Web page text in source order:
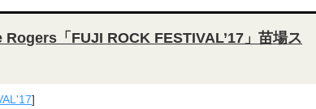
「FUJI ROCK FESTIVAL’17」苗場ス
]